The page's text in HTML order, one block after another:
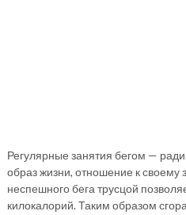
Регулярные занятия бегом —
образ жизни, отношение к своему
неспешного бега трусцой
килокалорий. Таким образом